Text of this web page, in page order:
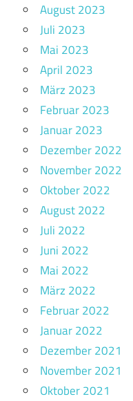
August 2023
Juli 2023
Mai 2023
April 2023
März 2023
Februar 2023
Januar 2023
Dezember 2022
November 2022
Oktober 2022
August 2022
Juli 2022
Juni 2022
Mai 2022
März 2022
Februar 2022
Januar 2022
Dezember 2021
November 2021
Oktober 2021